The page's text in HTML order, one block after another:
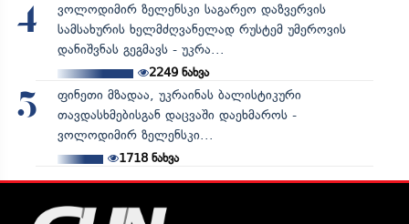
4
ვოლოდიმირ ზელენსკი საგარეო დაზვერვის
სამსახურის ხელმძღვანელად რუსტემ უმეროვის
დანიშვნას გეგმავს - უკრა...
2249ნახვა
5
ფინეთი მზადაა, უკრაინას ბალისტიკური
თავდასხმებისგან დაცვაში დაეხმაროს -
ვოლოდიმირ ზელენსკი...
1718ნახვა